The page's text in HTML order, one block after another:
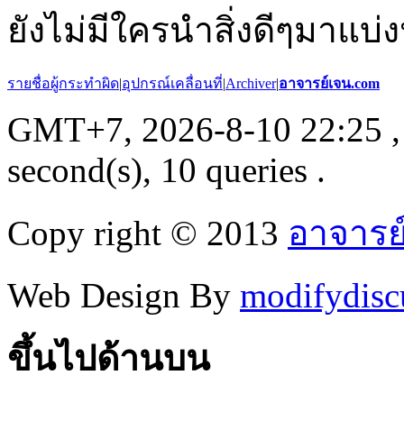
ยังไม่มีใครนำสิ่งดีๆมาแบ่
รายชื่อผู้กระทำผิด|อุปกรณ์เคลื่อนที่|Archiver|อาจารย์เจน.com
GMT+7, 2026-8-10 22:25
second(s), 10 queries .
Copy right © 2013 อาจาร
Web Design By
ขึ้นไปด้านบน